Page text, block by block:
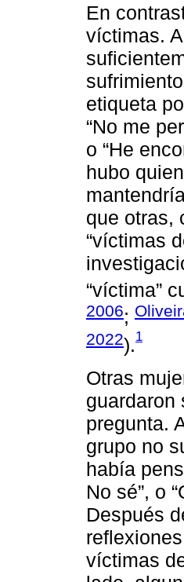
En
víctimas.
etiqueta
“No me
o “He
hubo
que otras,
“víctimas
“víctima”
2006;
2022).1
Otras
guardaron
pregunta.
grupo no
había
No sé”, o
Después
víctimas